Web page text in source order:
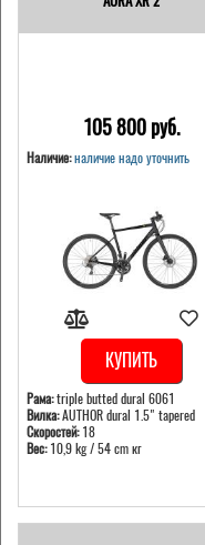
105 800 pуб.
Наличие:наличие надо уточнить
КУПИТЬ
Рама:triple butted dural 6061
Вилка:AUTHOR dural 1.5" tapered
Скоростей:18
Вес:10,9 kg / 54 cm кг